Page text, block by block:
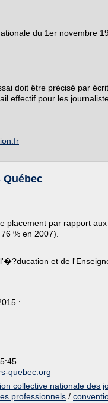
du 1er novembre
doit être précisé par
effectif pour les
Québec
placement par rapport
% en 2007).
et de
:
quebec.org
collective nationale des
professionnels /